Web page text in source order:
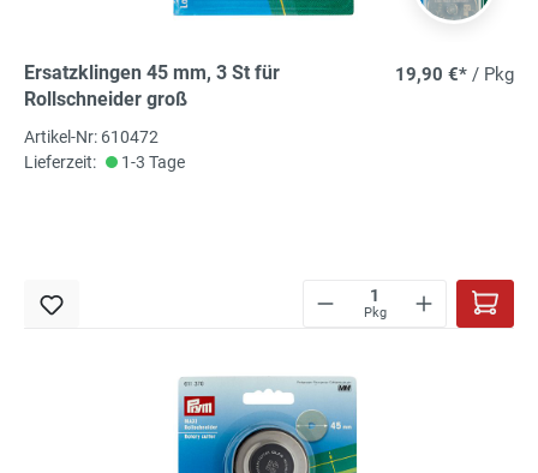
Ersatzklingen 45 mm, 3 St für
Rollschneider groß
19,90 €* / Pkg
Artikel-Nr: 610472
Lieferzeit:
1-3 Tage
Pkg